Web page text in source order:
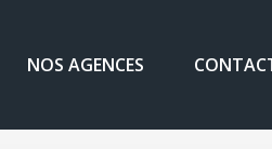
NOS AGENCES